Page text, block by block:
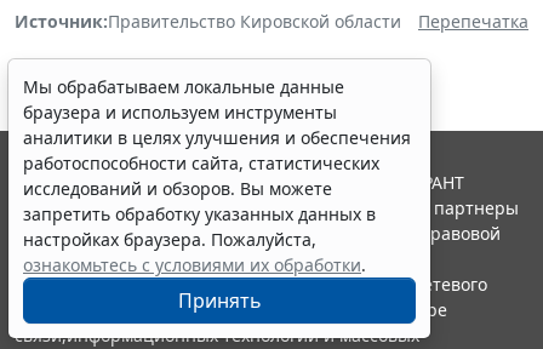
Источник:Правительство Кировской области Перепечатка
Мы обрабатываем локальные данные
браузера и используем инструменты
аналитики в целях улучшения и обеспечения
работоспособности сайта, статистических
исследований и обзоров. Вы можете
запретить обработку указанных данных в
настройках браузера. Пожалуйста,
ознакомьтесь с условиями их обработки.
Принять
© ООО "НПП "ГАРАНТ-СЕРВИС", 2026. Система ГАРАНТ
выпускается с 1990 года. Компания "Гарант" и ее партнеры
являются участниками Российской ассоциации правовой
информации ГАРАНТ.
Портал ГАРАНТ.РУ зарегистрирован в качестве сетевого
издания Федеральной службой по надзору в сфере
связи,информационных технологий и массовых